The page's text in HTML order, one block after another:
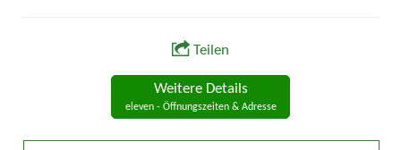
Teilen
Weitere Details
eleven - Öffnungszeiten & Adresse